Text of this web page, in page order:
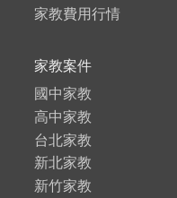
家教費用行情
家教案件
國中家教
高中家教
台北家教
新北家教
新竹家教